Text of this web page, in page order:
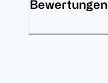
Bewertungen